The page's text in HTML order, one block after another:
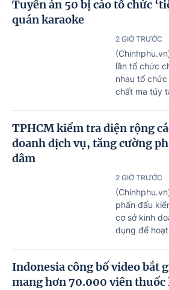
Tuyên án 50 bị cáo tổ chức
quán karaoke
2 GIỜ TRƯỚC
lần tổ chức
nhau tổ
chất ma túy
TPHCM kiểm tra diện rộng
doanh dịch vụ, tăng cường
dâm
2 GIỜ TRƯỚC
phấn đấu
cơ sở kinh
dụng để
Indonesia công bố video bắt
mang hơn 70.000 viên thuốc